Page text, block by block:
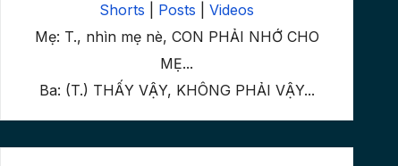
Shorts
Posts |Videos
Mẹ: T., nhìn mẹ nè, CON PHẢI NHỚ CHO
MẸ...
Ba: (T.) THẤY VẬY, KHÔNG PHẢI VẬY...